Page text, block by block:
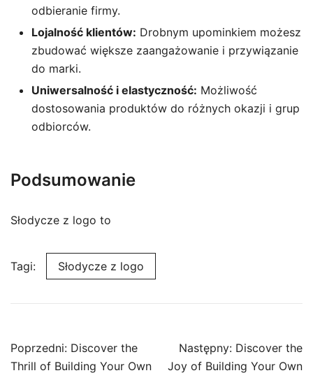
odbieranie firmy.
Lojalność klientów: Drobnym upominkiem możesz
zbudować większe zaangażowanie i przywiązanie
do marki.
Uniwersalność i elastyczność: Możliwość
dostosowania produktów do różnych okazji i grup
odbiorców.
Podsumowanie
Słodycze z logo to
Tagi: Słodycze z logo
Nawigacja
wpisu
Poprzedni: Discover the
Thrill of Building Your Own
Następny: Discover the
Joy of Building Your Own